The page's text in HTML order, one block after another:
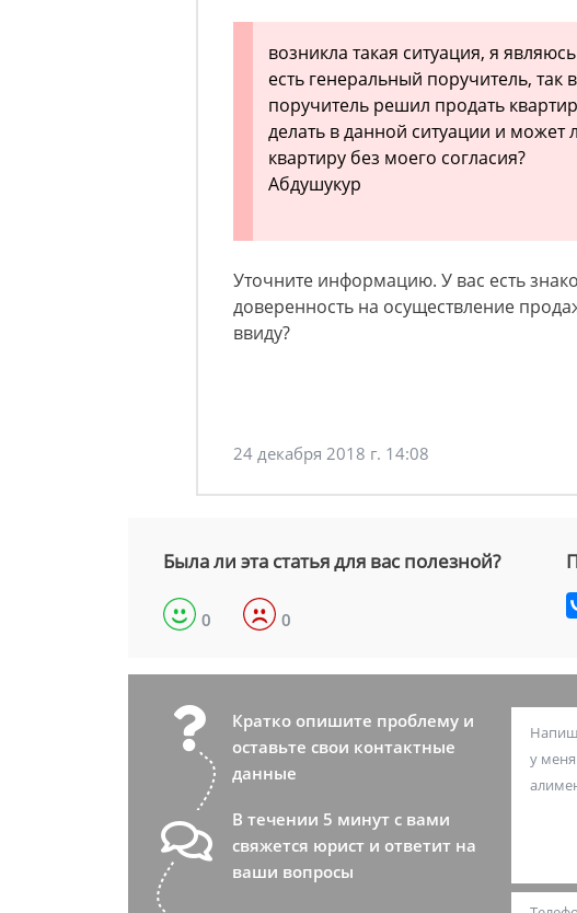
возникла такая ситуация, я
есть генеральный поручитель,
поручитель решил продать
делать в данной ситуации и может
квартиру без моего согласия?
Абдушукур
Уточните информацию. У вас есть
доверенность на осуществление
ввиду?
24 декабря 2018 г. 14:08
Была ли эта статья для вас полезной?
0 0
Кратко опишите проблему и
оставьте свои контактные
данные
В течении 5 минут с вами
свяжется юрист и ответит на
ваши вопросы